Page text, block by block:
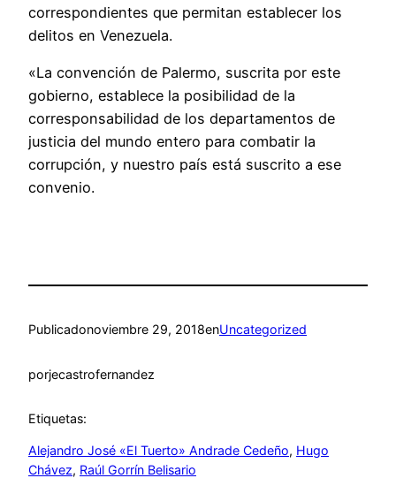
correspondientes que permitan establecer los
delitos en Venezuela.
«La convención de Palermo, suscrita por este
gobierno, establece la posibilidad de la
corresponsabilidad de los departamentos de
justicia del mundo entero para combatir la
corrupción, y nuestro país está suscrito a ese
convenio.
Publicadonoviembre 29, 2018enUncategorized
porjecastrofernandez
Etiquetas:
Alejandro José «El Tuerto» Andrade Cedeño, Hugo
Chávez, Raúl Gorrín Belisario